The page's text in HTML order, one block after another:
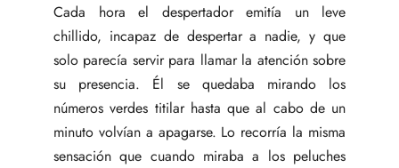
Cada hora el despertador emitía un leve
chillido, incapaz de despertar a nadie, y que
solo parecía servir para llamar la atención sobre
su presencia. Él se quedaba mirando los
números verdes titilar hasta que al cabo de un
minuto volvían a apagarse. Lo recorría la misma
sensación que cuando miraba a los peluches